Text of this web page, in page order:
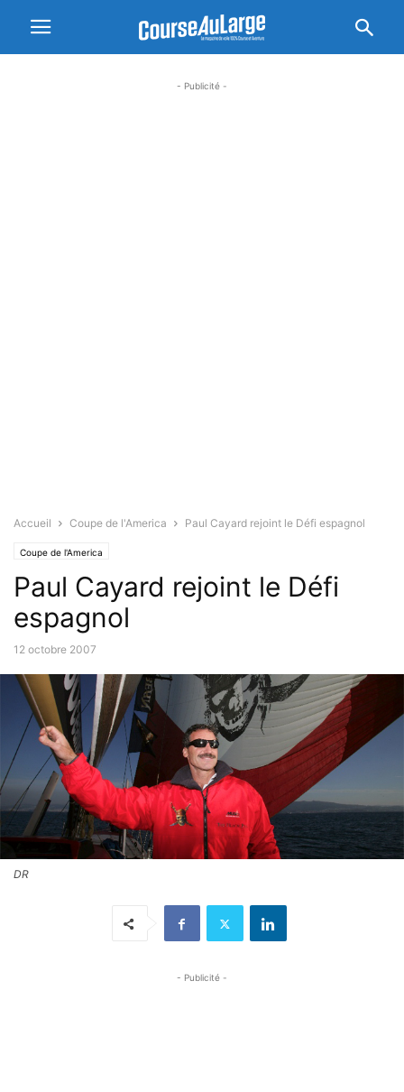
- Publicité -
Accueil Coupe de l'America Paul Cayard rejoint le Défi espagnol
Coupe de l'America
Paul Cayard rejoint le Défi
espagnol
12 octobre 2007
DR
- Publicité -